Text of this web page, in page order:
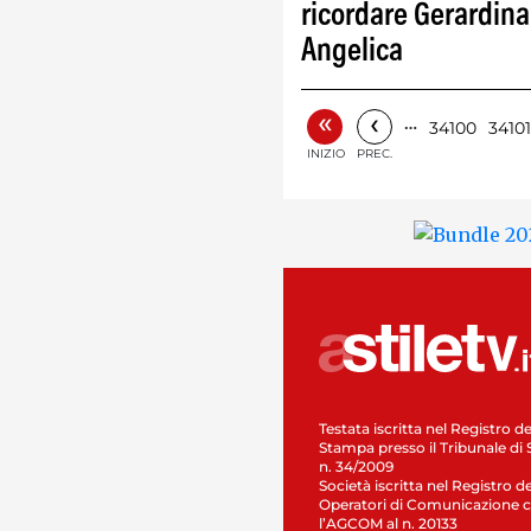
ricordare
Angelica
«
INIZIO
‹
PREC.
… 34100 34101
Testata iscritta nel Registro
Stampa presso il Tribunale di
n. 34/2009
Società iscritta nel Registro
Operatori di Comunicazione
l’AGCOM al n. 20133